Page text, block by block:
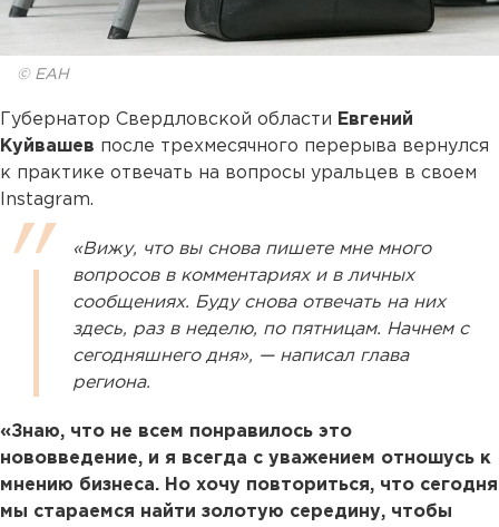
© ЕАН
Губернатор Свердловской области Евгений
Куйвашев после трехмесячного перерыва вернулся
к практике отвечать на вопросы уральцев в своем
Instagram.
«Вижу, что вы снова пишете мне много
вопросов в комментариях и в личных
сообщениях. Буду снова отвечать на них
здесь, раз в неделю, по пятницам. Начнем с
сегодняшнего дня», — написал глава
региона.
«Знаю, что не всем понравилось это
нововведение, и я всегда с уважением отношусь к
мнению бизнеса. Но хочу повториться, что сегодня
мы стараемся найти золотую середину, чтобы